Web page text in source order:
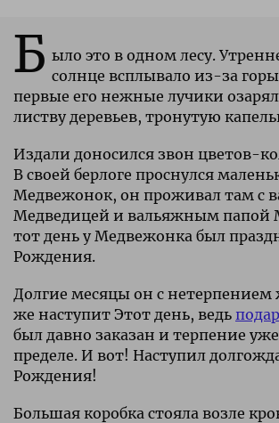
Б ыло это в одном лесу.
солнце всплывало из-за
первые его нежные лучики
листву деревьев, тронутую
Издали доносился звон цветов-
В своей берлоге проснулся
Медвежонок, он проживал там с
Медведицей и вальяжным папой
тот день у Медвежонка был
Рождения.
Долгие месяцы он с нетерпением
же наступит Этот день, ведь
был давно заказан и терпение
пределе. И вот! Наступил
Рождения!
Большая коробка стояла возле